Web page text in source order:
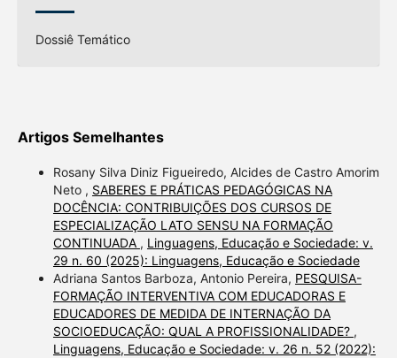
Dossiê Temático
Artigos Semelhantes
Rosany Silva Diniz Figueiredo, Alcides de Castro Amorim
Neto , SABERES E PRÁTICAS PEDAGÓGICAS NA
DOCÊNCIA: CONTRIBUIÇÕES DOS CURSOS DE
ESPECIALIZAÇÃO LATO SENSU NA FORMAÇÃO
CONTINUADA , Linguagens, Educação e Sociedade: v.
29 n. 60 (2025): Linguagens, Educação e Sociedade
Adriana Santos Barboza, Antonio Pereira, PESQUISA-
FORMAÇÃO INTERVENTIVA COM EDUCADORAS E
EDUCADORES DE MEDIDA DE INTERNAÇÃO DA
SOCIOEDUCAÇÃO: QUAL A PROFISSIONALIDADE? ,
Linguagens, Educação e Sociedade: v. 26 n. 52 (2022):